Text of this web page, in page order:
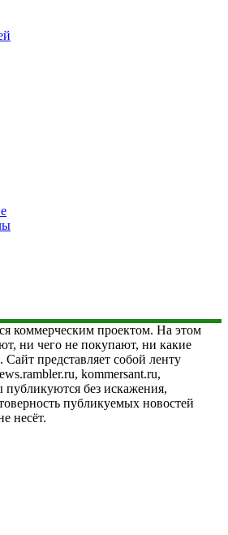
коммерческим проектом. На этом
ни чего не покупают, ни какие
представляет собой ленту
kommersant.ru,
без искажения,
публикуемых новостей
несёт.